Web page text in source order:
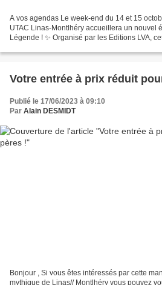
A vos agendas Le week-end du 14 et 15
UTAC Linas-Montlhéry accueillera un nouvel
Légende ! ✨ Organisé par les Editions LVA,
Votre entrée à prix réduit
Publié le 17/06/2023 à 09:10
Par Alain DESMIDT
Bonjour , Si vous êtes intéressés par cette
mythique de Linas// Montlhéry vous pouvez